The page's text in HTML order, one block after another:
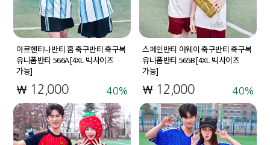
아르헨티나반티 홈 축구반티 축구복
유니폼반티 566A[4XL 빅사이즈
가능]
12,000 40
스페인반티 어웨이 축구반티 축구복
유니폼반티 565B[4XL 빅사이즈
가능]
12,000 40